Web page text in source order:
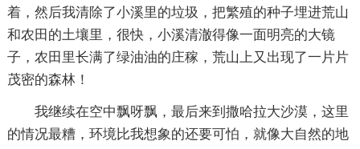
着，然后我清除了小溪里的垃圾，把繁殖的种子埋进荒山
和农田的土壤里，很快，小溪清澈得像一面明亮的大镜
子，农田里长满了绿油油的庄稼，荒山上又出现了一片片
茂密的森林！
我继续在空中飘呀飘，最后来到撒哈拉大沙漠，这里
的情况最糟，环境比我想象的还要可怕，就像大自然的地